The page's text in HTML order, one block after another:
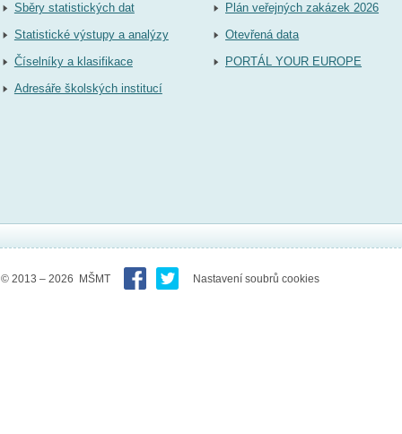
Sběry statistických dat
Statistické výstupy a analýzy
Číselníky a klasifikace
Adresáře školských institucí
Plán veřejných zakázek 2026
Otevřená data
PORTÁL YOUR EUROPE
© 2013 – 2026 MŠMT Nastavení soubrů cookies